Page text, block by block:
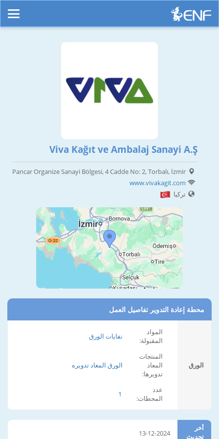
Viva Kağıt ve Ambalaj Sanayi A.Ş
Pancar Organize Sanayi Bölgesi, 4 Cadde No: 2, Torbalı, İzmir
www.vivakagit.com
تركيا
محطة إعادة التدوير تفاصيل العمل
الورق
المواد
المقبولة:
نفايات الورق
المنتجات
المعاد
تدويرها:
الورق المعاد تدويره
عدد
المحطات:
1
أخر
تحديث
13-12-2024